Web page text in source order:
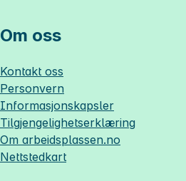
Om oss
Kontakt oss
Personvern
Informasjonskapsler
Tilgjengelighetserklæring
Om arbeidsplassen.no
Nettstedkart